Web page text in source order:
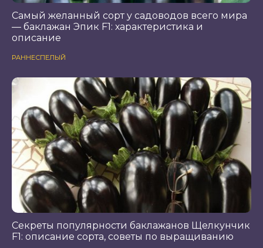
Самый желанный сорт у садоводов всего мира
— баклажан Эпик F1: характеристика и
описание
РАННЕСПЕЛЫЙ
Секреты популярности баклажанов Щелкунчик
F1: описание сорта, советы по выращиванию